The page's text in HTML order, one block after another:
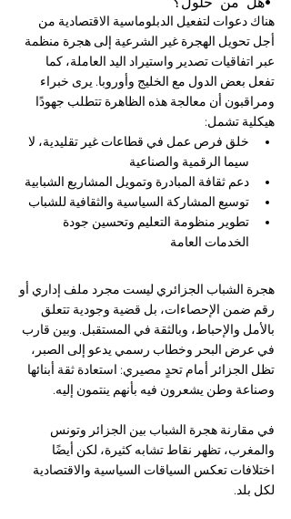
هناك دعوات لتفعيل الدبلوماسية الاقتصادية من
أجل تحويل الهجرة غير الشرعية إلى هجرة منظمة
عبر اتفاقيات تصدير واستيراد اليد العاملة، كما
تفعل بعض الدول مع الخليج وأوروبا. يرى خبراء
ومراقبون أن معالجة هذه الظاهرة تتطلب جهودًا
هيكلية تشمل:
خلق فرص عمل في قطاعات غير تقليدية، لا
سيما الرقمية والصناعية
دعم ثقافة المبادرة وتمويل المشاريع الشبابية
توسيع المشاركة السياسية والثقافية للشباب
تطوير منظومة التعليم وتحسين جودة
الخدمات العامة
هجرة الشباب الجزائري ليست مجرد ملف إداري أو
رقم ضمن الإحصاءات، بل قضية وجودية تتعلق
بالأمل والإحباط، وبالثقة في المستقبل. وبين قارب
في عرض البحر وخطاب رسمي يدعو إلى الصبر،
تظل الجزائر أمام تحدٍ مصيري: استعادة ثقة أبنائها
وصناعة وطن يشعرون فيه بأنهم ينتمون إليه.
في مقارنة هجرة الشباب بين الجزائر وتونس
والمغرب، تظهر نقاط تشابه كثيرة، لكن أيضًا
اختلافات تعكس السياقات السياسية والاقتصادية
لكل بلد.